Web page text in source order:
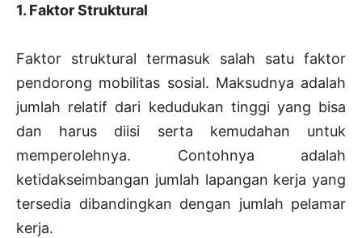
1. Faktor Struktural
Faktor struktural termasuk salah satu faktor
pendorong mobilitas sosial. Maksudnya adalah
jumlah relatif dari kedudukan tinggi yang bisa
dan harus diisi serta kemudahan untuk
memperolehnya. Contohnya adalah
ketidakseimbangan jumlah lapangan kerja yang
tersedia dibandingkan dengan jumlah pelamar
kerja.